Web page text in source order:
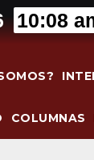
10:08
COLUMNAS